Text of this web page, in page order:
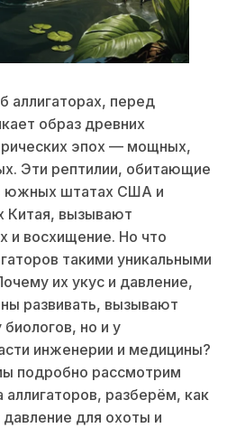
аллигаторах, перед
образ древних
эпох — мощных,
Эти рептилии, обитающие
южных штатах США и
Китая, вызывают
и восхищение. Но что
такими уникальными
их укус и давление,
развивать, вызывают
но и у
инженерии и медицины?
подробно рассмотрим
разберём, как
для охоты и